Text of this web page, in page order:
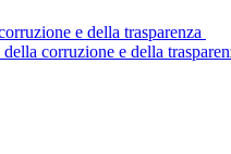
e della trasparenza
corruzione e della